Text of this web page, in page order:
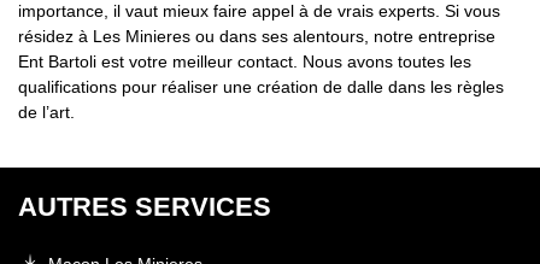
importance, il vaut mieux faire appel à de vrais experts. Si vous
résidez à Les Minieres ou dans ses alentours, notre entreprise
Ent Bartoli est votre meilleur contact. Nous avons toutes les
qualifications pour réaliser une création de dalle dans les règles
de l’art.
AUTRES SERVICES